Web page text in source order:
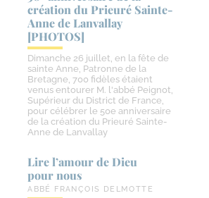
création du Prieuré Sainte-​
Anne de Lanvallay
[PHOTOS]
Dimanche 26 juillet, en la fête de
sainte Anne, Patronne de la
Bretagne, 700 fidèles étaient
venus entourer M. l'abbé Peignot,
Supérieur du District de France,
pour célébrer le 50e anniversaire
de la création du Prieuré Sainte-
Anne de Lanvallay
Lire l’amour de Dieu
pour nous
ABBÉ FRANÇOIS DELMOTTE